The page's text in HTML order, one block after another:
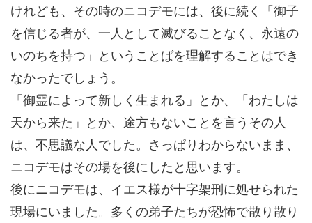
けれども、その時のニコデモには、後に続く「御子
を信じる者が、一人として滅びることなく、永遠の
いのちを持つ」ということばを理解することはでき
なかったでしょう。
「御霊によって新しく生まれる」とか、「わたしは
天から来た」とか、途方もないことを言うその人
は、不思議な人でした。さっぱりわからないまま、
ニコデモはその場を後にしたと思います。
後にニコデモは、イエス様が十字架刑に処せられた
現場にいました。多くの弟子たちが恐怖で散り散り